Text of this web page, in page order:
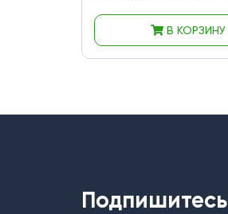
В КОРЗИНУ
Подпишитесь